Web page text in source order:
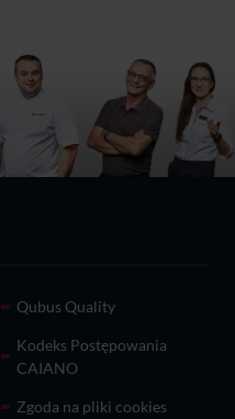
Qubus Quality
Kodeks Postępowania
CAIANO
Zgoda na pliki cookies